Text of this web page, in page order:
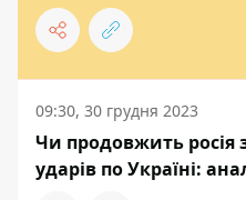
09:30, 30 грудня 2023
Чи продовжить росія
ударів по Україні: